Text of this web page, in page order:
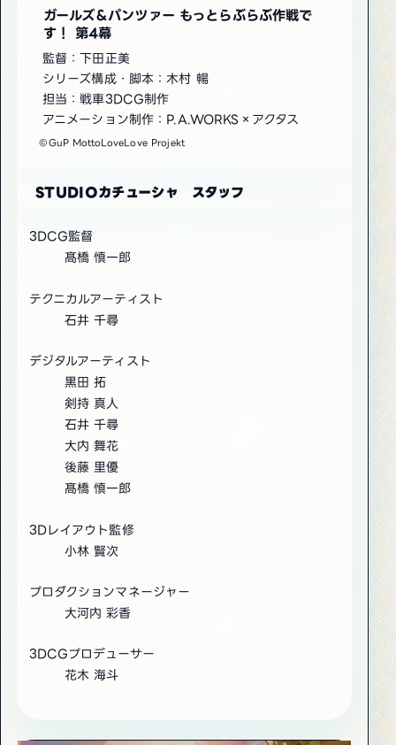
ガールズ＆パンツァー もっとらぶらぶ作戦で
す！ 第4幕
監督：下田正美
シリーズ構成・脚本：木村 暢
担当：戦車3DCG制作
アニメーション制作：P.A.WORKS×アクタス
©GuP MottoLoveLove Projekt
STUDIOカチューシャ スタッフ
3DCG監督
髙橋 慎一郎
テクニカルアーティスト
石井 千尋
デジタルアーティスト
黒田 拓
剣持 真人
石井 千尋
大内 舞花
後藤 里優
髙橋 慎一郎
3Dレイアウト監修
小林 賢次
プロダクションマネージャー
大河内 彩香
3DCGプロデューサー
花木 海斗